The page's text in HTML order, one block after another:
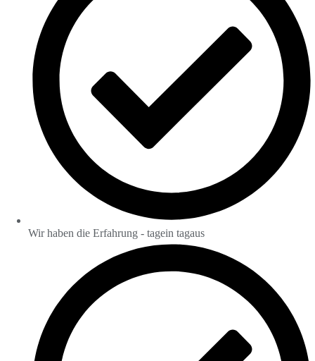
Wir haben die Erfahrung - tagein tagaus